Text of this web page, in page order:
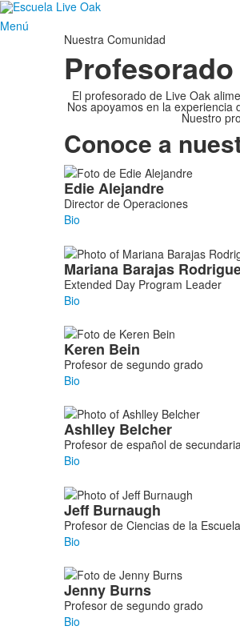
Menú
Nuestra Comunidad
El profesorado de Live Oak
Nos apoyamos en la
Nuestro
Conoce a
List
of
77
members.
EdieAlejandre
Director de Operaciones
Bio
Mariana Barajas
Extended Day Program Leader
Bio
Keren Bein
Profesor de segundo grado
Bio
Ashlley Belcher
Profesor de español de
Bio
JeffBurnaugh
Profesor de Ciencias de la
Bio
Jenny Burns
Profesor de segundo grado
Bio